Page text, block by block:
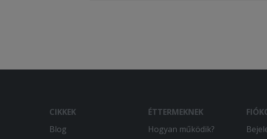
CIKKEK
Blog
ÉTTERMEKNEK
Hogyan működik?